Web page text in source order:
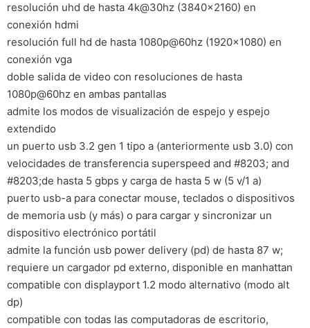
resolución uhd de hasta 4k@30hz (3840×2160) en
conexión hdmi
resolución full hd de hasta 1080p@60hz (1920×1080) en
conexión vga
doble salida de video con resoluciones de hasta
1080p@60hz en ambas pantallas
admite los modos de visualización de espejo y espejo
extendido
un puerto usb 3.2 gen 1 tipo a (anteriormente usb 3.0) con
velocidades de transferencia superspeed and #8203; and
#8203;de hasta 5 gbps y carga de hasta 5 w (5 v/1 a)
puerto usb-a para conectar mouse, teclados o dispositivos
de memoria usb (y más) o para cargar y sincronizar un
dispositivo electrónico portátil
admite la función usb power delivery (pd) de hasta 87 w;
requiere un cargador pd externo, disponible en manhattan
compatible con displayport 1.2 modo alternativo (modo alt
dp)
compatible con todas las computadoras de escritorio,